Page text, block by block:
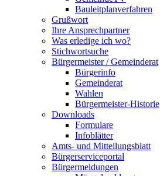
Bauleitplanverfahren
Grußwort
Ihre Ansprechpartner
Was erledige ich wo?
Stichwortsuche
Bürgermeister / Gemeinderat
Bürgerinfo
Gemeinderat
Wahlen
Bürgermeister-Historie
Downloads
Formulare
Infoblätter
Amts- und Mitteilungsblatt
Bürgerserviceportal
Bürgermeldungen